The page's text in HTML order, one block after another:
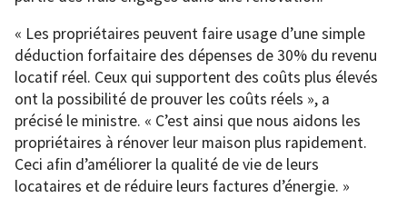
« Les propriétaires peuvent faire usage d’une simple
déduction forfaitaire des dépenses de 30% du revenu
locatif réel. Ceux qui supportent des coûts plus élevés
ont la possibilité de prouver les coûts réels », a
précisé le ministre. « C’est ainsi que nous aidons les
propriétaires à rénover leur maison plus rapidement.
Ceci afin d’améliorer la qualité de vie de leurs
locataires et de réduire leurs factures d’énergie. »